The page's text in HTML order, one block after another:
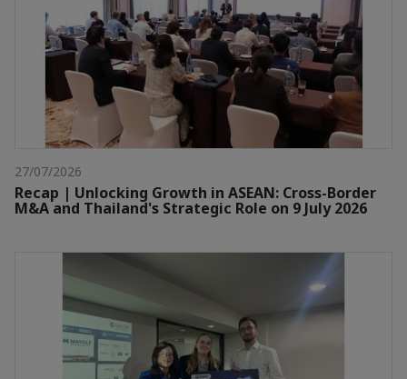
27/07/2026
Recap | Unlocking Growth in ASEAN: Cross-Border
M&A and Thailand's Strategic Role on 9 July 2026